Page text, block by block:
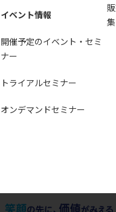
イベント情報
開催予定のイベント・セミ
ナー
トライアルセミナー
オンデマンドセミナー
集